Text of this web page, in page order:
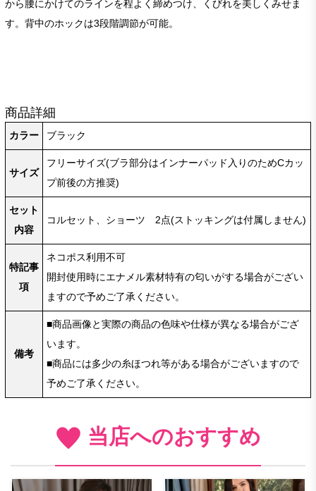
から腰にかけてのラインを程よく締めつけ、くびれを美しくみせま
す。背中のホックは3段階調節が可能。
商品詳細
カラー ブラック
サイズ
フリーサイズ(ブラ部分はインナーパッド入りのためCカッ
プ前後の方推奨)
セット
内容
コルセット、ショーツ 2点(ストッキングは付属しません)
特記事
項
ネコポス利用不可
開封使用時にエナメル素材特有の匂いがする場合がござい
ますので予めご了承ください。
備考
■商品画像と実際の商品の色味や仕様が異なる場合がござ
います。
■商品には多少の糸ほつれ等がある場合がございますので
予めご了承ください。
当店へのおすすめ